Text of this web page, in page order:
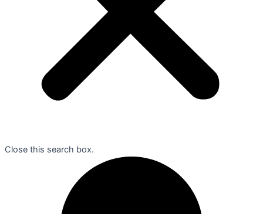
Close this search box.